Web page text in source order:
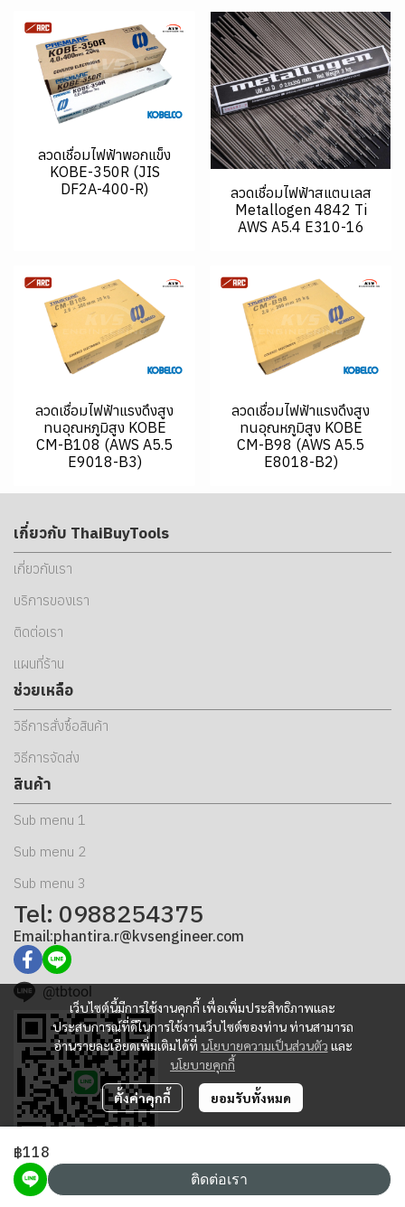
ลวดเชื่อมไฟฟ้าพอกแข็ง
KOBE-350R (JIS
DF2A-400-R)
ลวดเชื่อมไฟฟ้าสแตนเลส
Metallogen 4842 Ti
AWS A5.4 E310-16
ลวดเชื่อมไฟฟ้าแรงดึงสูง
ทนอุณหภูมิสูง KOBE
CM-B108 (AWS A5.5
E9018-B3)
ลวดเชื่อมไฟฟ้าแรงดึงสูง
ทนอุณหภูมิสูง KOBE
CM-B98 (AWS A5.5
E8018-B2)
฿118
ติดต่อเรา
เว็บไซต์นี้มีการใช้งานคุกกี้ เพื่อเพิ่มประสิทธิภาพและ
ประสบการณ์ที่ดีในการใช้งานเว็บไซต์ของท่าน ท่านสามารถ
อ่านรายละเอียดเพิ่มเติมได้ที่ นโยบายความเป็นส่วนตัว และ
นโยบายคุกกี้
ตั้งค่าคุกกี้ ยอมรับทั้งหมด
เกี่ยวกับ ThaiBuyTools
เกี่ยวกับเรา
บริการของเรา
ติดต่อเรา
แผนที่ร้าน
ช่วยเหลือ
วิธีการสั่งซื้อสินค้า
วิธีการจัดส่ง
สินค้า
Sub menu 1
Sub menu 2
Sub menu 3
Tel: 0988254375
Email:phantira.r@kvsengineer.com
@tbtool
Copyright | All Rights Reserved | K.V.S. Engineering